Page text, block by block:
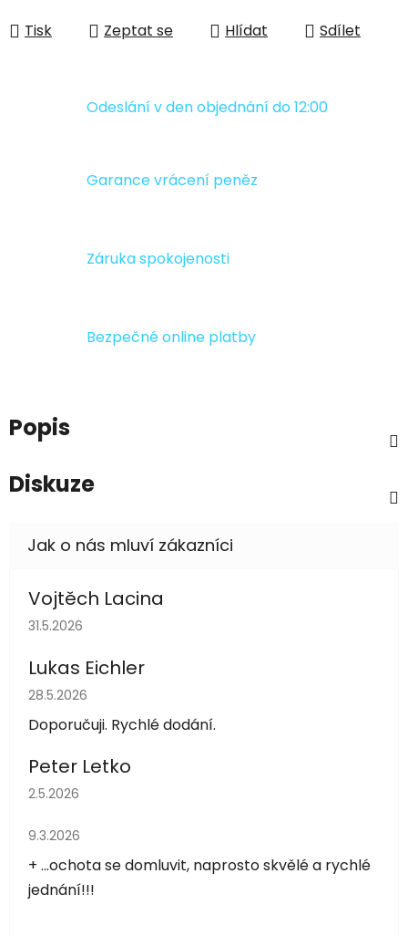
Tisk Zeptat se Hlídat Sdílet
Odeslání v den objednání do 12:00
Garance vrácení peněz
Záruka spokojenosti
Bezpečné online platby
Popis
Diskuze
Vojtěch Lacina
Hodnocení obchodu je 5 z 5 hvězdiček.
31.5.2026
Lukas Eichler
Hodnocení obchodu je 5 z 5 hvězdiček.
28.5.2026
Doporučuji. Rychlé dodání.
Peter Letko
Hodnocení obchodu je 5 z 5 hvězdiček.
2.5.2026
Hodnocení obchodu je 5 z 5 hvězdiček.
9.3.2026
+ ...ochota se domluvit, naprosto skvělé a rychlé
jednání!!!